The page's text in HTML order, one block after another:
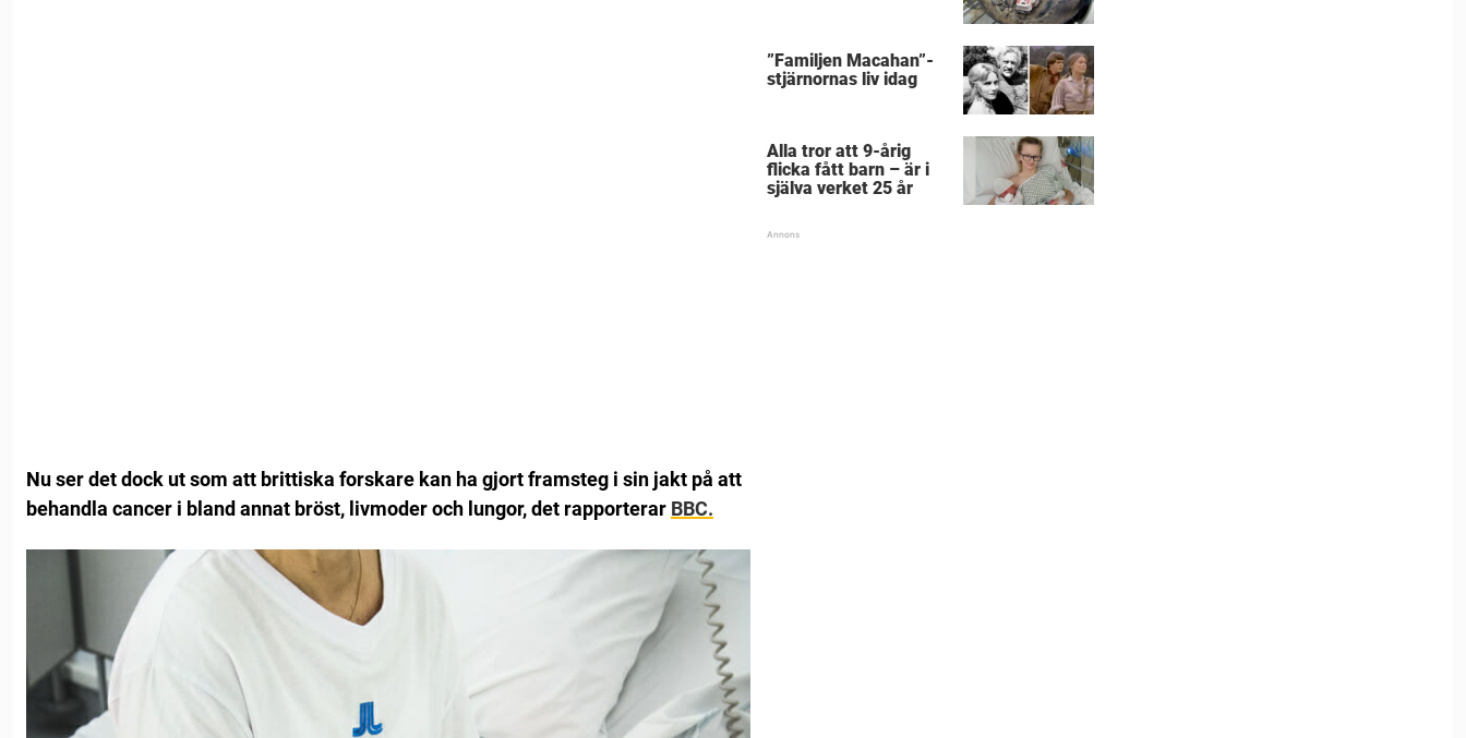
Nu ser det dock ut som att brittiska forskare kan ha gjort framsteg i sin jakt på att
behandla cancer i bland annat bröst, livmoder och lungor, det rapporterar BBC.
”Familjen Macahan”-
stjärnornas liv idag
Alla tror att 9-årig
flicka fått barn – är i
själva verket 25 år